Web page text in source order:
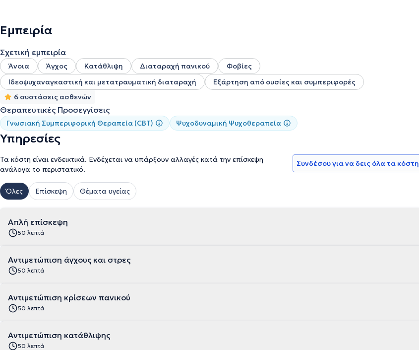
Εμπειρία
Σχετική εμπειρία
Άνοια Άγχος Κατάθλιψη Διαταραχή πανικού
Φοβίες
Ιδεοψυχαναγκαστική και μετατραυματική διαταραχή
Εξάρτηση από ουσίες και συμπεριφορές
6 συστάσεις ασθενών
Θεραπευτικές Προσεγγίσεις
Γνωσιακή Συμπεριφορική Θεραπεία (CBT) Ψυχοδυναμική Ψυχοθεραπεία
Υπηρεσίες
Τα κόστη είναι ενδεικτικά. Ενδέχεται να υπάρξουν αλλαγές κατά την επίσκεψη
ανάλογα το περιστατικό.
Συνδέσου για να δεις όλα τα κόστη
Όλες Επίσκεψη Θέματα υγείας
Απλή επίσκεψη
50 λεπτά
Αντιμετώπιση άγχους και στρες
50 λεπτά
Αντιμετώπιση κρίσεων πανικού
50 λεπτά
Αντιμετώπιση κατάθλιψης
50 λεπτά